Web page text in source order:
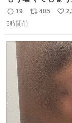
のミニチュア」
返
信
19
リ
ト
数
405
い
数
5時間前